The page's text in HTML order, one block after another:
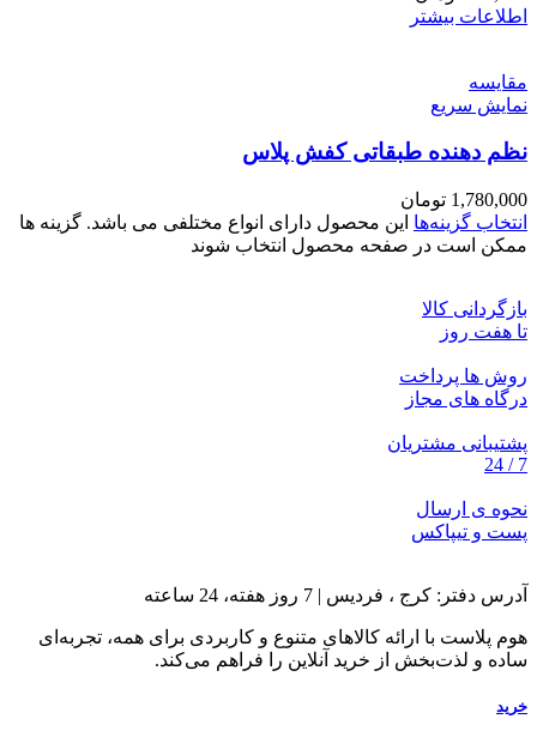
اطلاعات بیشتر
مقايسه
نمایش سریع
نظم دهنده طبقاتی کفش پلاس
1,780,000 تومان
انتخاب گزینه‌ها این محصول دارای انواع مختلفی می باشد. گزینه ها
ممکن است در صفحه محصول انتخاب شوند
بازگردانی کالا
تا هفت روز
روش ها پرداخت
درگاه های مجاز
پشتیبانی مشتریان
7 / 24
نحوه ی ارسال
پست و تیپاکس
آدرس دفتر: کرج ، فردیس | 7 روز هفته، 24 ساعته
هوم پلاست با ارائه کالاهای متنوع و کاربردی برای همه، تجربه‌ای
ساده و لذت‌بخش از خرید آنلاین را فراهم می‌کند.
خرید